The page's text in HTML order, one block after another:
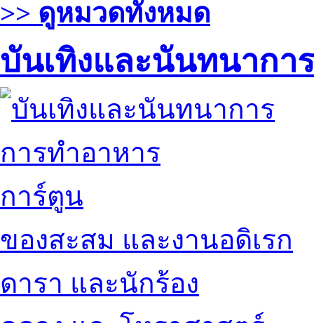
>> ดูหมวดทั้งหมด
บันเทิงและนันทนาการ
การทำอาหาร
การ์ตูน
ของสะสม และงานอดิเรก
ดารา และนักร้อง